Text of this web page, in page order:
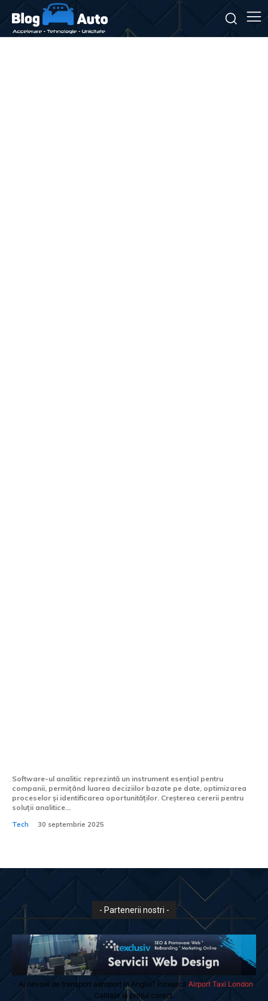
Software-ul analitic reprezintă un instrument esențial pentru
companii, permițând luarea deciziilor bazate pe date, optimizarea
proceselor și identificarea oportunităților. Creșterea cererii pentru
soluții analitice...
Tech 30 septembrie 2025
- Partenerii nostri -
- Ai nevoie de transport aeroport in Anglia? Încearcă Airport Taxi London
Calitate la prețul corect.